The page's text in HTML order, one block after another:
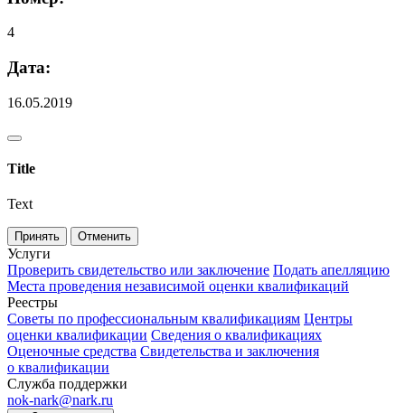
4
Дата:
16.05.2019
Title
Text
Принять Отменить
Услуги
Проверить свидетельство или заключение Подать апелляцию
Места проведения независимой оценки квалификаций
Реестры
Советы по профессиональным квалификациям Центры
оценки квалификации Сведения о квалификациях
Оценочные средства Свидетельства и заключения
о квалификации
Служба поддержки
nok-nark@nark.ru